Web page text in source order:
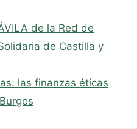
de la Red de
de Castilla y
las finanzas éticas